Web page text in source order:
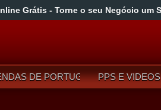
DE PORTUGAL PPS E VIDEOS
Grátis - Torne o seu Negócio um